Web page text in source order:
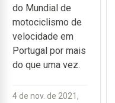
do Mundial de
motociclismo de
velocidade em
Portugal por mais
do que uma vez.
4 de nov. de 2021,